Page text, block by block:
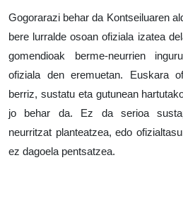
Gogorarazi behar da Kontseiluaren
bere lurralde osoan ofiziala izatea
gomendioak berme-neurrien
ofiziala den eremuetan. Euskara
berriz, sustatu eta gutunean
jo behar da. Ez da serioa
neurritzat planteatzea, edo
ez dagoela pentsatzea.